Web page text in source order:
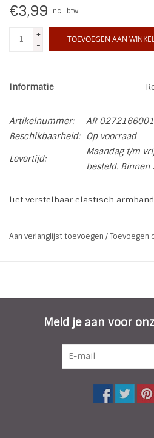
€3,99 Incl. btw
+
-
TOEVOEGEN AAN
Informatie
Artikelnummer:
AR 0272166001
Beschikbaarheid:
Op voorraad
Levertijd:
Maandag t/m
besteld. Binnen
lief verstelbaar elastisch
Aan verlanglijst toevoegen /Toevoegen
Meld je aan voor